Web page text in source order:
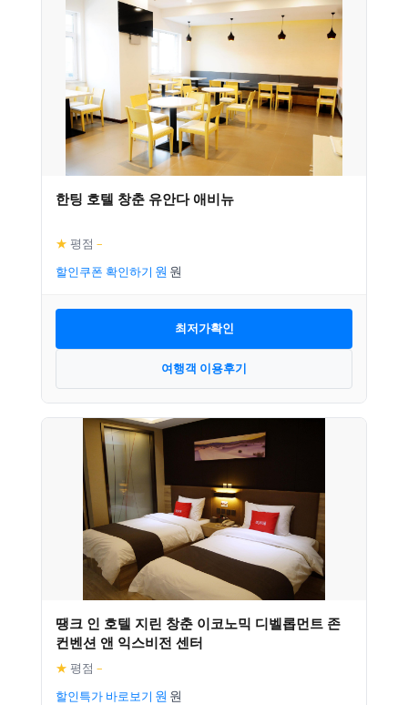
한팅 호텔 창춘 유안다 애비뉴
★ 평점 –
할인쿠폰 확인하기
최저가확인
여행객 이용후기
땡크 인 호텔 지린 창춘 이코노믹 디벨롭먼트 존
컨벤션 앤 익스비전 센터
★ 평점 –
할인특가 바로보기